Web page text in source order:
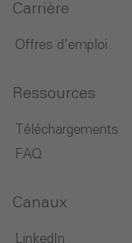
Carrière
Offres d'emploi
Ressources
Téléchargements
FAQ
Canaux
LinkedIn